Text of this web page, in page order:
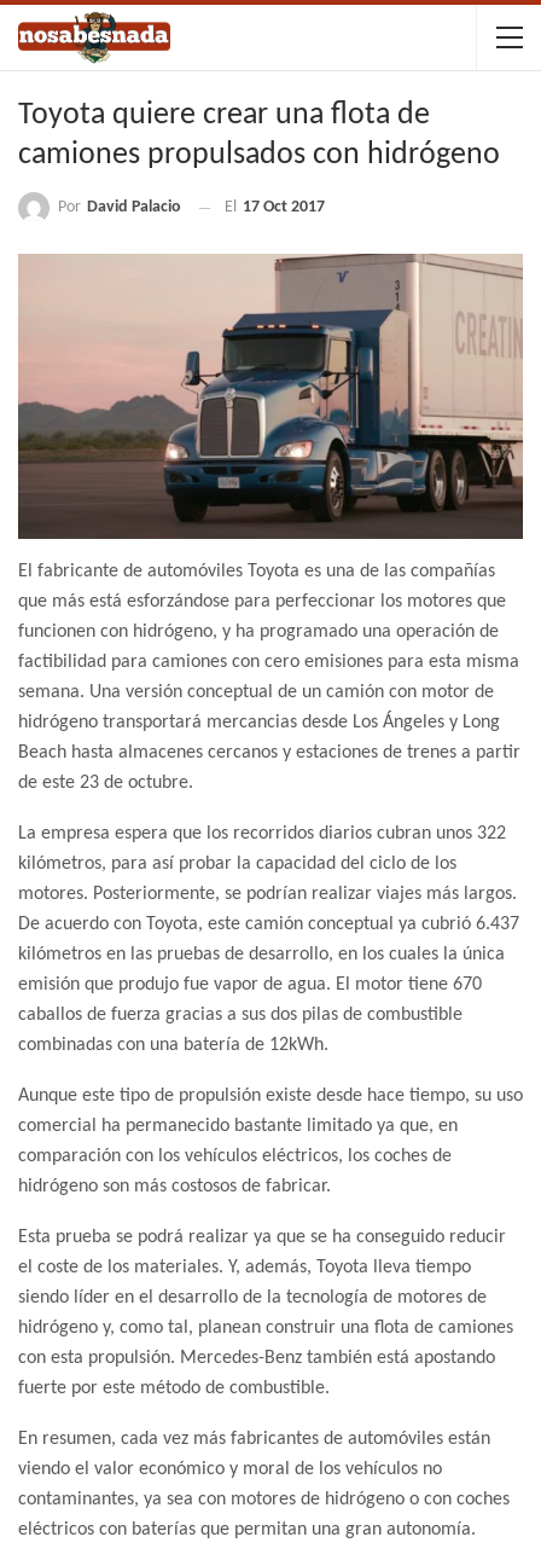
Toyota quiere crear una flota de
camiones propulsados con hidrógeno
Por David Palacio El 17 Oct 2017
El fabricante de automóviles Toyota es una de las compañías
que más está esforzándose para perfeccionar los motores que
funcionen con hidrógeno, y ha programado una operación de
factibilidad para camiones con cero emisiones para esta misma
semana. Una versión conceptual de un camión con motor de
hidrógeno transportará mercancias desde Los Ángeles y Long
Beach hasta almacenes cercanos y estaciones de trenes a partir
de este 23 de octubre.
La empresa espera que los recorridos diarios cubran unos 322
kilómetros, para así probar la capacidad del ciclo de los
motores. Posteriormente, se podrían realizar viajes más largos.
De acuerdo con Toyota, este camión conceptual ya cubrió 6.437
kilómetros en las pruebas de desarrollo, en los cuales la única
emisión que produjo fue vapor de agua. El motor tiene 670
caballos de fuerza gracias a sus dos pilas de combustible
combinadas con una batería de 12kWh.
Aunque este tipo de propulsión existe desde hace tiempo, su uso
comercial ha permanecido bastante limitado ya que, en
comparación con los vehículos eléctricos, los coches de
hidrógeno son más costosos de fabricar.
Esta prueba se podrá realizar ya que se ha conseguido reducir
el coste de los materiales. Y, además, Toyota lleva tiempo
siendo líder en el desarrollo de la tecnología de motores de
hidrógeno y, como tal, planean construir una flota de camiones
con esta propulsión. Mercedes-Benz también está apostando
fuerte por este método de combustible.
En resumen, cada vez más fabricantes de automóviles están
viendo el valor económico y moral de los vehículos no
contaminantes, ya sea con motores de hidrógeno o con coches
eléctricos con baterías que permitan una gran autonomía.